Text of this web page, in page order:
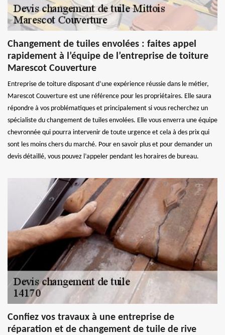
Changement de tuiles envolées : faites appel
rapidement à l’équipe de l’entreprise de toiture
Marescot Couverture
Entreprise de toiture disposant d’une expérience réussie dans le métier,
Marescot Couverture est une référence pour les propriétaires. Elle saura
répondre à vos problématiques et principalement si vous recherchez un
spécialiste du changement de tuiles envolées. Elle vous enverra une équipe
chevronnée qui pourra intervenir de toute urgence et cela à des prix qui
sont les moins chers du marché. Pour en savoir plus et pour demander un
devis détaillé, vous pouvez l’appeler pendant les horaires de bureau.
Confiez vos travaux à une entreprise de
réparation et de changement de tuile de rive